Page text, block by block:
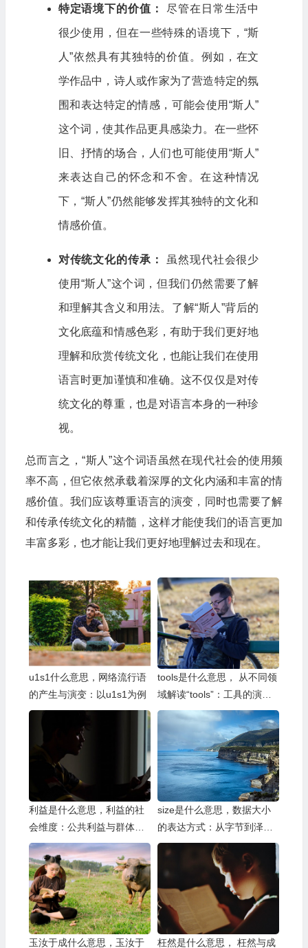
特定语境下的价值： 尽管在日常生活中
很少使用，但在一些特殊的语境下，“斯
人”依然具有其独特的价值。例如，在文
学作品中，诗人或作家为了营造特定的氛
围和表达特定的情感，可能会使用“斯人”
这个词，使其作品更具感染力。在一些怀
旧、抒情的场合，人们也可能使用“斯人”
来表达自己的怀念和不舍。在这种情况
下，“斯人”仍然能够发挥其独特的文化和
情感价值。
对传统文化的传承： 虽然现代社会很少
使用“斯人”这个词，但我们仍然需要了解
和理解其含义和用法。了解“斯人”背后的
文化底蕴和情感色彩，有助于我们更好地
理解和欣赏传统文化，也能让我们在使用
语言时更加谨慎和准确。这不仅仅是对传
统文化的尊重，也是对语言本身的一种珍
视。
总而言之，“斯人”这个词语虽然在现代社会的使用频
率不高，但它依然承载着深厚的文化内涵和丰富的情
感价值。我们应该尊重语言的演变，同时也需要了解
和传承传统文化的精髓，这样才能使我们的语言更加
丰富多彩，也才能让我们更好地理解过去和现在。
u1s1什么意思，网络流行语
的产生与演变：以u1s1为例
tools是什么意思， 从不同领
域解读“tools”：工具的演变
与应用
利益是什么意思，利益的社
会维度：公共利益与群体利
益的博弈
size是什么意思，数据大小
的表达方式：从字节到泽字
节
玉汝于成什么意思，玉汝于
枉然是什么意思， 枉然与成